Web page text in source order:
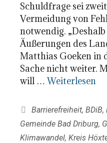
Schuldfrage sei
Vermeidung von
notwendig.
Äußerungen des
Matthias Goeken in
Sache nicht weiter.
will …Weiterlesen
Kategorien
Barrierefreiheit, BDiB,
Gemeinde Bad Driburg,
Klimawandel, Kreis